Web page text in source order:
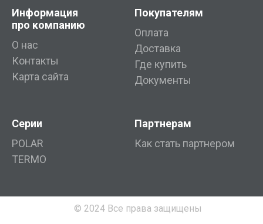
Информация
про компанию
О нас
Контакты
Карта сайта
Покупателям
Оплата
Доставка
Где купить
Документы
Серии
POLAR
TERMO
Партнерам
Как стать партнером
© 2024 Все права защищены